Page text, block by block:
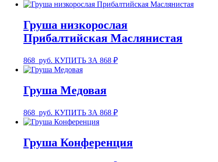
Груша низкорослая
Прибалтийская Маслянистая
868 руб. КУПИТЬ ЗА 868 ₽
Груша Медовая
868 руб. КУПИТЬ ЗА 868 ₽
Груша Конференция